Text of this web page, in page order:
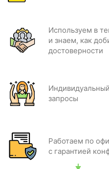
Используем в
и знаем, как
достоверности
запросы
Работаем по
с гарантией